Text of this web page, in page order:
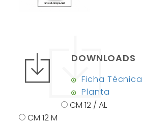
DOWNLOADS
Ficha Técnica
Planta
CM 12 / AL
CM 12 M